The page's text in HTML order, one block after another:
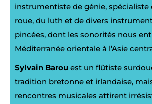
instrumentiste de génie, spécialiste
roue, du luth et de divers
pincées, dont les sonorités nous
Méditerranée orientale à l’Asie
Sylvain Barou est un flûtiste
tradition bretonne et irlandaise,
rencontres musicales attirent